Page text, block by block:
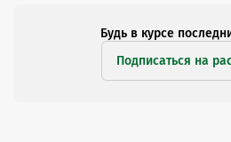
Будь в курсе
Подписаться на